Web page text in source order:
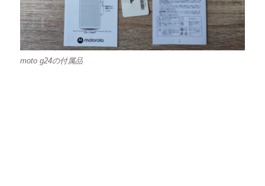
moto g24の付属品